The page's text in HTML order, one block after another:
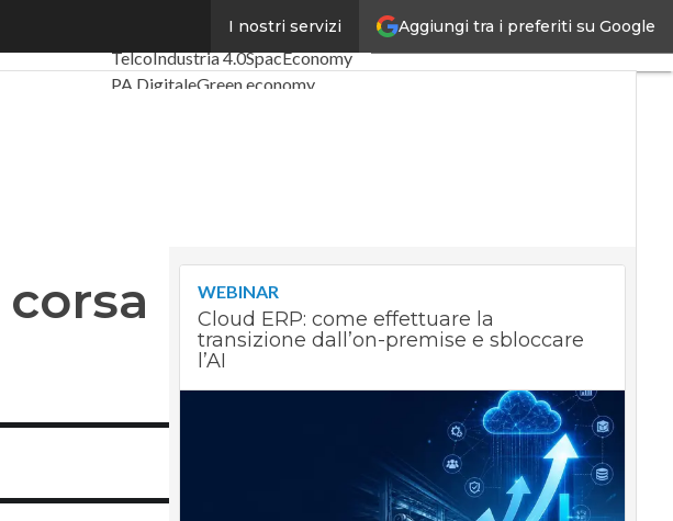
Aggiungi tra i preferiti su Google
I nostri servizi
Digital Economy
TelcoIndustria 4.0SpacEconomy
PA DigitaleGreen economy
WEBINAR
Cloud ERP: come effettuare la
transizione dall’on-premise e sbloccare
l’AI